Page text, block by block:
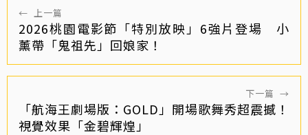
← 上一篇
2026桃園電影節「特別放映」6強片登場 小
薰帶「鬼祖先」回娘家！
下一篇 →
「航海王劇場版：GOLD」開場歌舞秀超震撼！
視覺效果「金碧輝煌」